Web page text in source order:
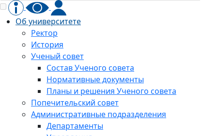
Об университете
Ректор
История
Ученый совет
Состав Ученого совета
Нормативные документы
Планы и решения Ученого совета
Попечительский совет
Административные подразделения
Департаменты